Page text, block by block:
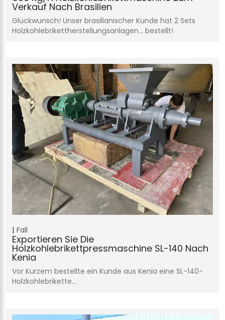
Verkauf Nach Brasilien
Glückwunsch! Unser brasilianischer Kunde hat 2 Sets
Holzkohlebrikettherstellungsanlagen… bestellt!
Fall
Exportieren Sie Die
Holzkohlebrikettpressmaschine SL-140 Nach
Kenia
Vor Kurzem bestellte ein Kunde aus Kenia eine SL-140-
Holzkohlebrikette…